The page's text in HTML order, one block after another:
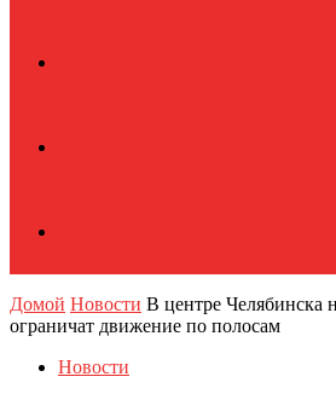
Домой Новости В центре Челябинска
ограничат движение по полосам
Новости